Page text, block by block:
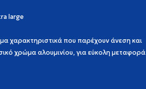
large
χαρακτηριστικά που παρέχουν άνεση και
χρώμα αλουμινίου, για εύκολη μεταφορά
ήλιο.